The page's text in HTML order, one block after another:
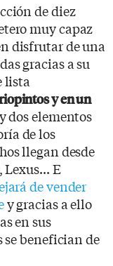
de diez
muy capaz
disfrutar de una
gracias a su
lista
y en un
dos elementos
de los
llegan desde
E
de vender
y gracias a ello
en sus
se benefician de